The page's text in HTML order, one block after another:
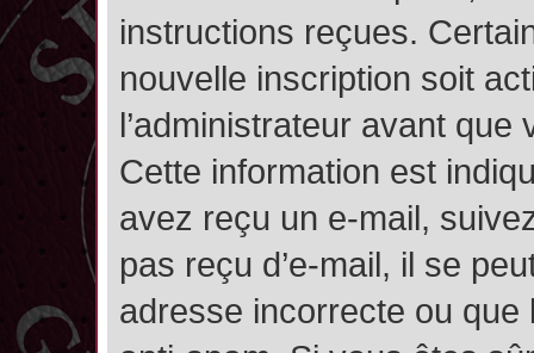
instructions reçues.
nouvelle inscription soit
l’administrateur avant
Cette information est
avez reçu un e-mail,
pas reçu d’e-mail, il se
adresse incorrecte ou que